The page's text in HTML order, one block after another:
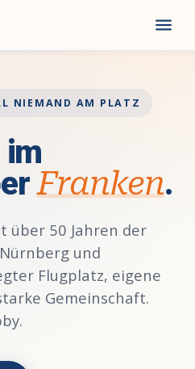
menu
NIEMAND AM PLATZ
Franken.
über 50 Jahren der
und
Flugplatz, eigene
Gemeinschaft.